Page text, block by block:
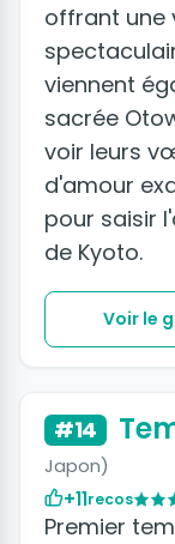
offrant une
viennent
sacrée
voir leurs
d'amour
pour saisir
de Kyoto.
Voir le
#14
Japon)
+11recos
Premier